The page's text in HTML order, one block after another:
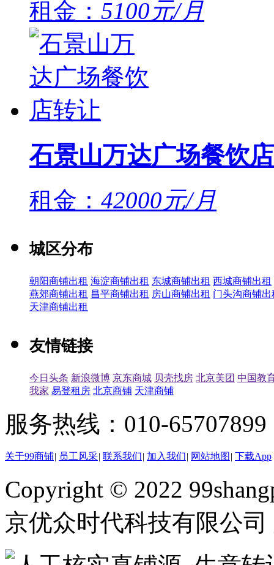
租金： 5100元/月
石景山万达广场餐饮
租金： 42000元/月
城区分布
朝阳商铺出租 海淀商铺出租 东城商铺出租 西城商铺出租
燕郊商铺出租 昌平商铺出租 房山商铺出租 门头沟商铺出
天津商铺出租
友情链接
今日头条 新浪微博 京东商城 贝壳找房 北京美团 中国教
我家 易登租房 北京商铺 天津商铺
服务热线：010-
关于99商铺| 员工风采| 联系我们| 加入我们| 网站地图 | 下载App
Copyright © 2022
京优众时代科技有限公